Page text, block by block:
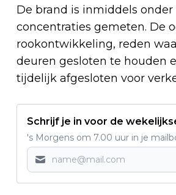
De brand is inmiddels
concentraties gemeten. De
rookontwikkeling, reden
deuren gesloten te houden
tijdelijk afgesloten voor
Schrijf je in voor de
's Morgens om 7.00 uur in je